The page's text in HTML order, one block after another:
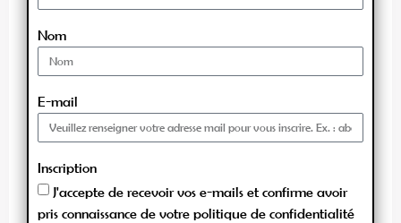
Nom
E-mail
Inscription
J'accepte de recevoir vos e-mails et confirme avoir
pris connaissance de votre politique de confidentialité